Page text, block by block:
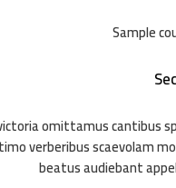
omittamus cantibus
verberibus scaevolam
beatus audiebant